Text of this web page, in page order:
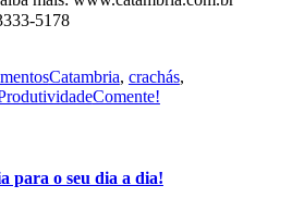
5178
Catambria, crachás,
Comente!
para o seu dia a dia!